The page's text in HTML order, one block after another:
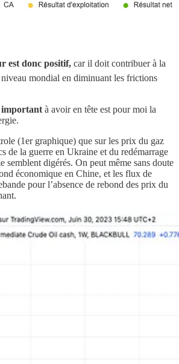
est donc positif, car il doit contribuer à la
mondial en diminuant les frictions
important à avoir en tête est pour moi la
(1er graphique) que sur les prix du gaz
de la guerre en Ukraine et du redémarrage
semblent digérés. On peut même sans doute
économique en Chine, et les flux de
pour l’absence de rebond des prix du